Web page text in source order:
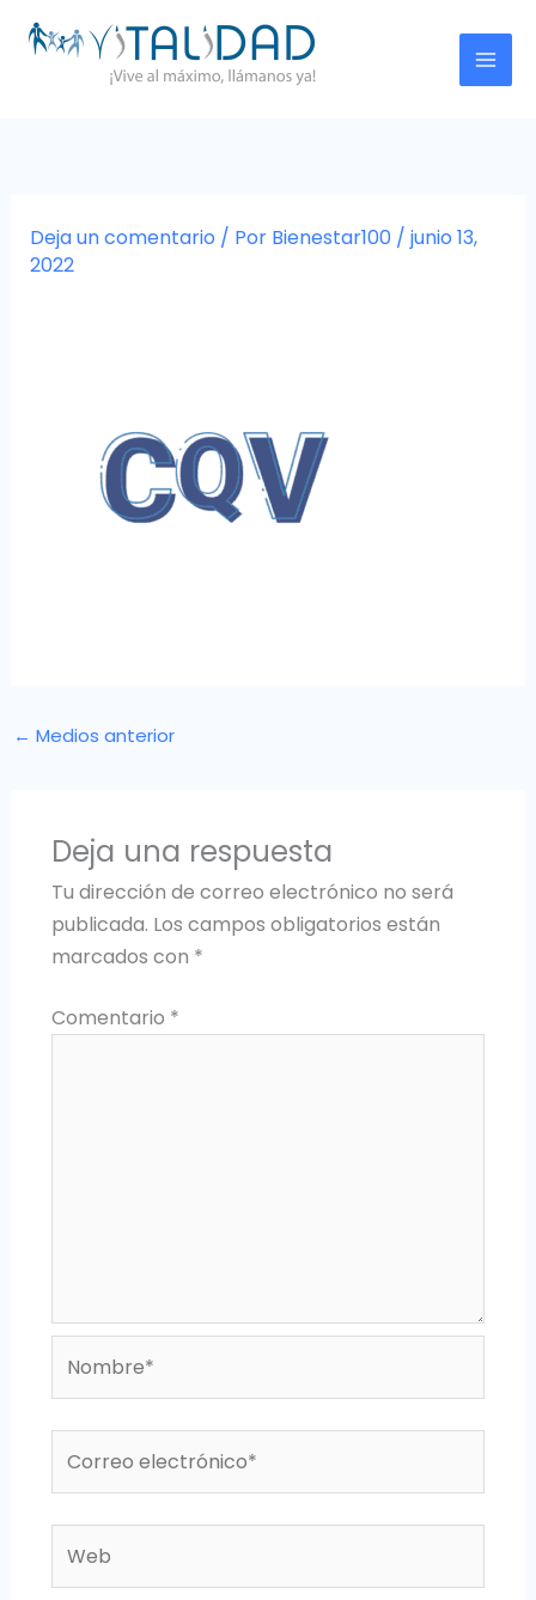
Deja un comentario / Por Bienestar100 / junio 13,
2022
← Medios anterior
Deja una respuesta
Tu dirección de correo electrónico no será
publicada. Los campos obligatorios están
marcados con *
Comentario *
electrónico*